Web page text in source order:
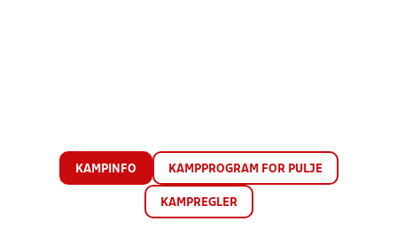
KAMPINFO KAMPPROGRAM FOR PULJE
KAMPREGLER